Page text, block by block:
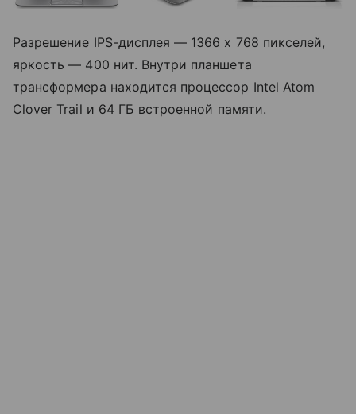
Разрешение IPS-дисплея — 1366 x 768 пикселей,
яркость — 400 нит. Внутри планшета
трансформера находится процессор Intel Atom
Clover Trail и 64 ГБ встроенной памяти.